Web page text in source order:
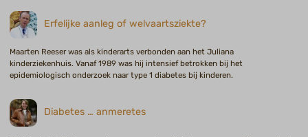
Erfelijke aanleg of welvaartsziekte?
Maarten Reeser was als kinderarts verbonden aan het Juliana
kinderziekenhuis. Vanaf 1989 was hij intensief betrokken bij het
epidemiologisch onderzoek naar type 1 diabetes bij kinderen.
Diabetes … anmeretes